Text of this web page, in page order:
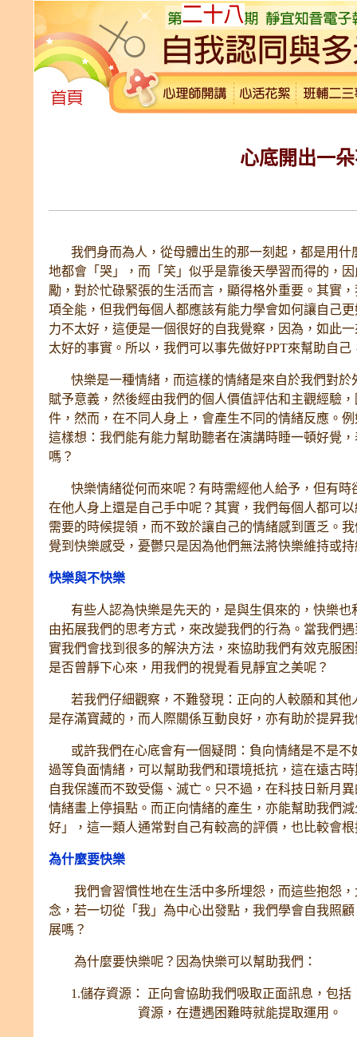
心底開出一
我們身而為人，從母體出生的那一刻起，都是用什
地都會「哭」，而「笑」似乎是靠後天學習而得的，
勵，對於忙碌緊張的生活而言，顯得格外重要。其實
項全能，但我們每個人都應該有能力學會如何讓自己
力不太好，這便是一個很好的自我覺察，因為，如此
太好的事實。所以，我們可以事先做好PPT來幫助自
快樂是一種情緒，而這樣的情緒是來自於我們對於
賦予意義，然後經由我們的個人價值評估和主觀經驗
件，然而，在不同人身上，會產生不同的情緒反應。
這樣想：我們能有能力幫助聽者在演講時睡一頓好覺
嗎？
快樂情緒從何而來呢？有時需經他人給予，但有時
在他人身上還是自己手中呢？其實，我們每個人都可
需要的時候提領，而不致於讓自己的情緒感到匱乏。
覺到快樂感受，憂鬱只是因為他們無法將快樂維持或
快樂與不快樂
有些人認為快樂是先天的，是與生俱來的，快樂也
由拓展我們的思考方式，來改變我們的行為。當我們
實我們會找到很多的解決方法，來協助我們有效克服
是否曾靜下心來，用我們的視覺看見靜宜之美呢？
若我們仔細觀察，不難發現：正向的人較願和其他
是存滿寶藏的，而人際關係互動良好，亦有助於提昇
或許我們在心底會有一個疑問：負向情緒是不是不
過等負面情緒，可以幫助我們和環境抵抗，這在遠古
自我保護而不致受傷、滅亡。只不過，在科技日新月
情緒畫上停損點。而正向情緒的產生，亦能幫助我們
好」，這一類人通常對自己有較高的評價，也比較會
為什麼要快樂
我們會習慣性地在生活中多所埋怨，而這些抱怨，
念，若一切從「我」為中心出發點，我們學會自我照
展嗎？
為什麼要快樂呢？因為快樂可以幫助我們：
1.儲存資源： 正向會協助我們吸取正面訊息，包括
資源，在遭遇困難時就能提取運用。